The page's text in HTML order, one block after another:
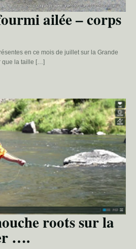
ailée – corps
en ce mois de juillet sur la Grande
que la taille […]
roots sur la
….